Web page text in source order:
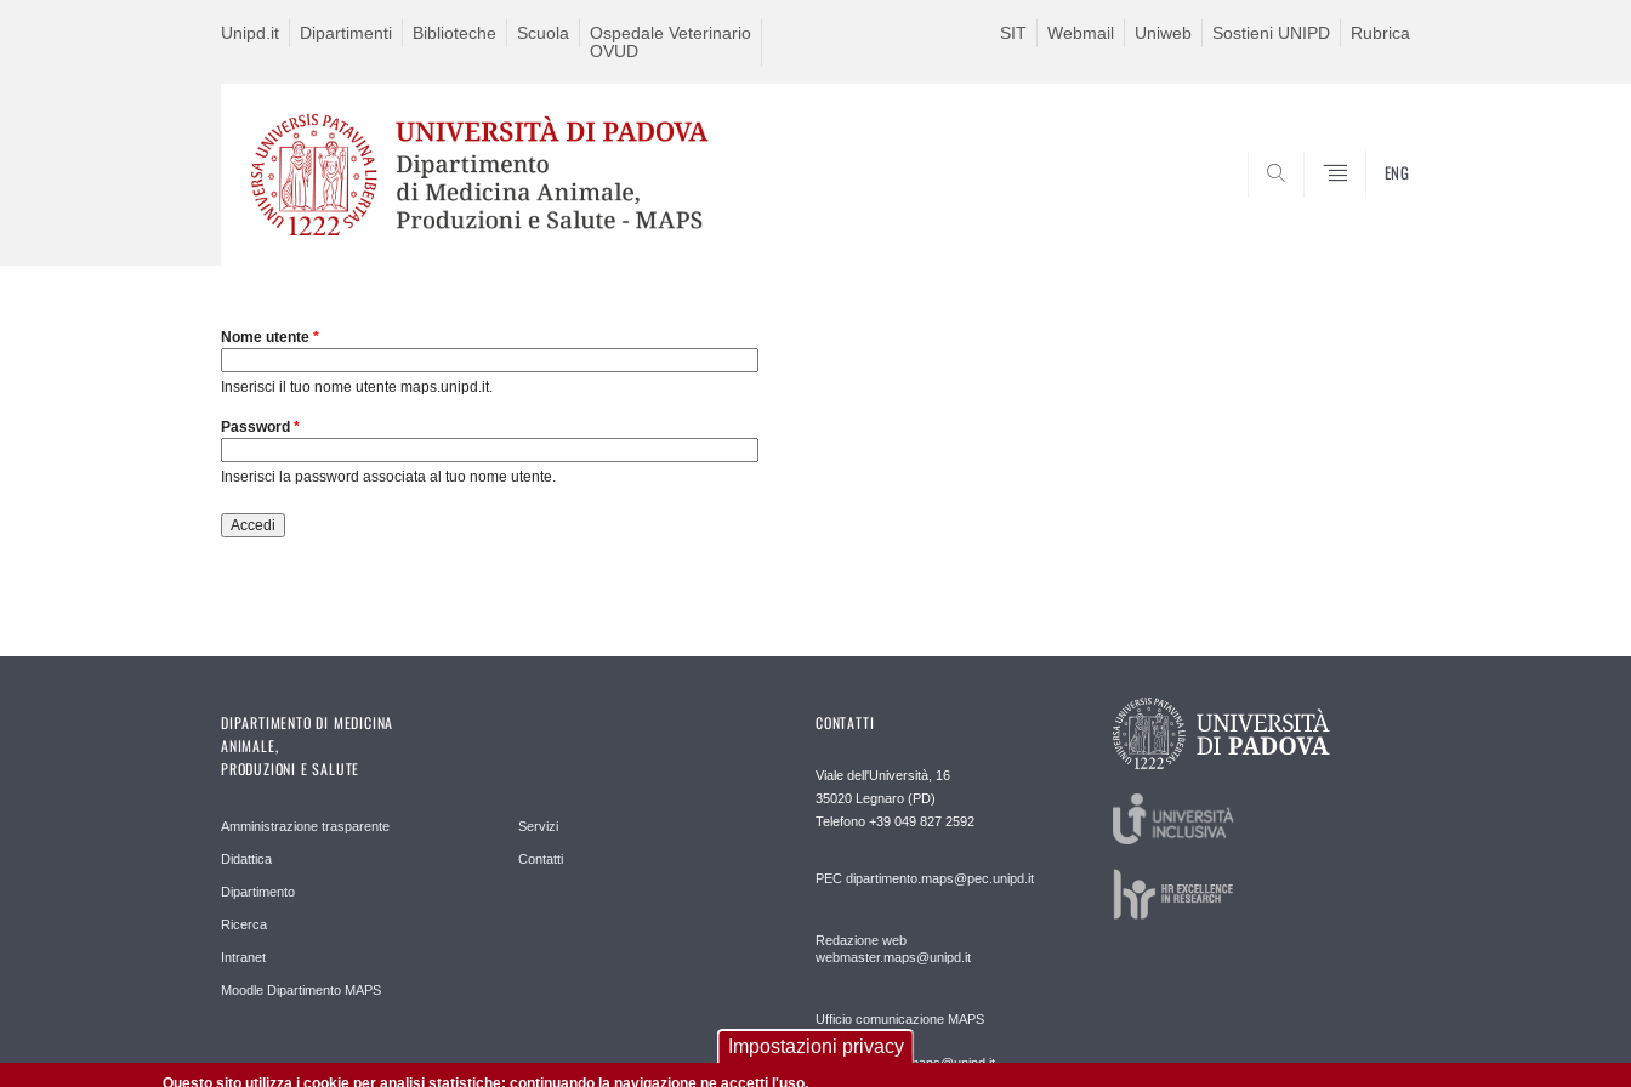
Unipd.it Dipartimenti Biblioteche Scuola
Ospedale Veterinario
OVUD
SIT Webmail Uniweb Sostieni UNIPD Rubrica
ENG
Nome utente *
Inserisci il tuo nome utente maps.unipd.it.
Password *
Inserisci la password associata al tuo nome utente.
DIPARTIMENTO DI MEDICINA
ANIMALE,
PRODUZIONI E SALUTE
Amministrazione trasparente
Didattica
Dipartimento
Ricerca
Intranet
Moodle Dipartimento MAPS
Servizi
Contatti
CONTATTI
Viale dell'Università, 16
35020 Legnaro (PD)
Telefono +39 049 827 2592
PEC dipartimento.maps@pec.unipd.it
Redazione web
webmaster.maps@unipd.it
Ufficio comunicazione MAPS
comunicazione.maps@unipd.it
Impostazioni privacy
Questo sito utilizza i cookie per analisi statistiche: continuando la navigazione ne accetti l'uso.